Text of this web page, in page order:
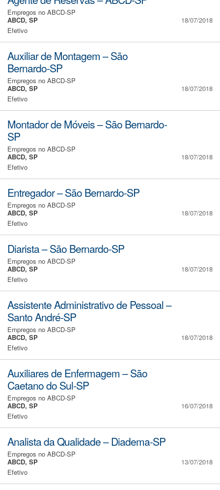
Empregos no ABCD-SP
ABCD, SP
Efetivo
18/07/2018
Auxiliar de Montagem – São
Bernardo-SP
Empregos no ABCD-SP
ABCD, SP
Efetivo
18/07/2018
Montador de Móveis – São Bernardo-
SP
Empregos no ABCD-SP
ABCD, SP
Efetivo
18/07/2018
Entregador – São Bernardo-SP
Empregos no ABCD-SP
ABCD, SP
Efetivo
18/07/2018
Diarista – São Bernardo-SP
Empregos no ABCD-SP
ABCD, SP
Efetivo
18/07/2018
Assistente Administrativo de Pessoal –
Santo André-SP
Empregos no ABCD-SP
ABCD, SP
Efetivo
18/07/2018
Auxiliares de Enfermagem – São
Caetano do Sul-SP
Empregos no ABCD-SP
ABCD, SP
Efetivo
16/07/2018
Analista da Qualidade – Diadema-SP
Empregos no ABCD-SP
ABCD, SP
Efetivo
13/07/2018